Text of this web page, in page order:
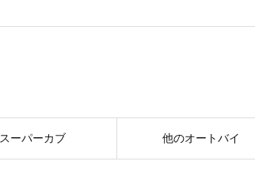
スーパーカブ 他のオートバイ